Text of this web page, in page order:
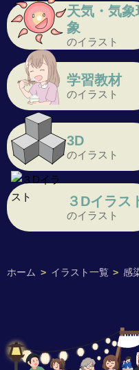
ホーム > イラスト一覧 > 感
天気・気象
象
のイラスト
学習教材
のイラスト
3D
のイラスト
３Dイラス
のイラスト